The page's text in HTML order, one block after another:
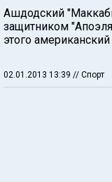
Ашдодский
защитником
этого
02.01.2013 13:39 // Спорт